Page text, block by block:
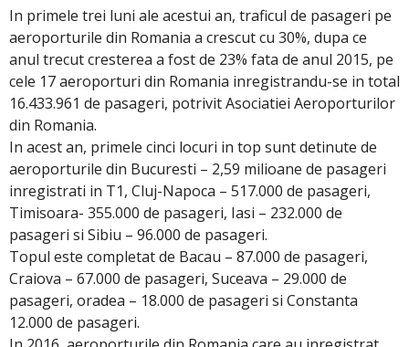
In primele trei luni ale acestui an, traficul de pasageri pe
aeroporturile din Romania a crescut cu 30%, dupa ce
anul trecut cresterea a fost de 23% fata de anul 2015, pe
cele 17 aeroporturi din Romania inregistrandu-se in total
16.433.961 de pasageri, potrivit Asociatiei Aeroporturilor
din Romania.
In acest an, primele cinci locuri in top sunt detinute de
aeroporturile din Bucuresti – 2,59 milioane de pasageri
inregistrati in T1, Cluj-Napoca – 517.000 de pasageri,
Timisoara- 355.000 de pasageri, Iasi – 232.000 de
pasageri si Sibiu – 96.000 de pasageri.
Topul este completat de Bacau – 87.000 de pasageri,
Craiova – 67.000 de pasageri, Suceava – 29.000 de
pasageri, oradea – 18.000 de pasageri si Constanta
12.000 de pasageri.